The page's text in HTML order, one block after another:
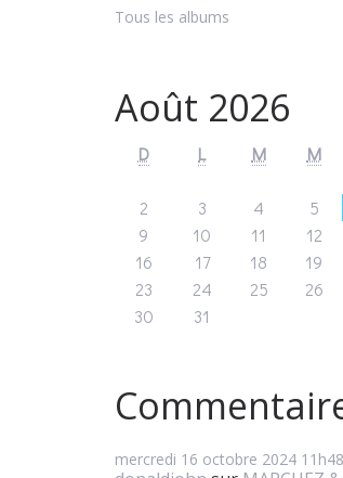
Tous les albums
Août 2026
D L M M
2
3 4 5
9
10 11 12
16
17 18 19
23
24 25 26
30
31
mercredi 16 octobre 2024 11h48